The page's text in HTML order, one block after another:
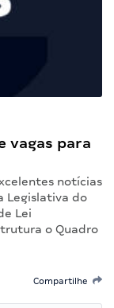
vagas para
notícias
Legislativa do
Lei
o Quadro
Compartilhe